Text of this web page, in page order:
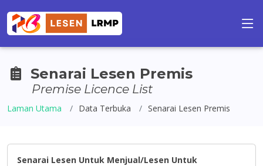
Senarai Lesen Premis
Premise Licence List
Laman Utama Data Terbuka Senarai Lesen Premis
Senarai Lesen Untuk Menjual/Lesen Untuk